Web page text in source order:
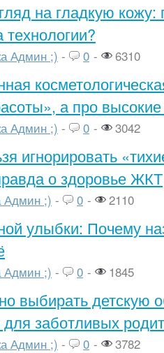
на гладкую кожу:
Админ ;) - 0 - 6310
а про высокие
Админ ;) - 0 - 3042
игнорировать
о здоровье ЖКТ
Админ ;) - 0 - 2110
улыбки: Почему
Админ ;) - 0 - 1845
выбирать детскую
для заботливых
Админ ;) - 0 - 3782